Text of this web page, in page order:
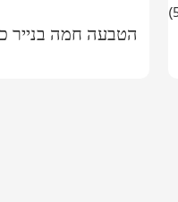
הטבעה חמה בנייר